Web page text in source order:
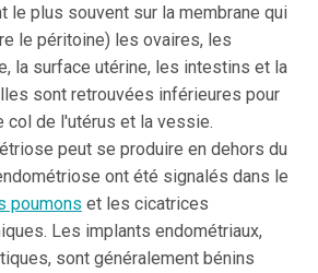
le plus souvent sur la membrane qui
le péritoine) les ovaires, les
la surface utérine, les intestins et la
sont retrouvées inférieures pour
col de l'utérus et la vessie.
peut se produire en dehors du
ont été signalés dans le
poumons et les cicatrices
Les implants endométriaux,
sont généralement bénins